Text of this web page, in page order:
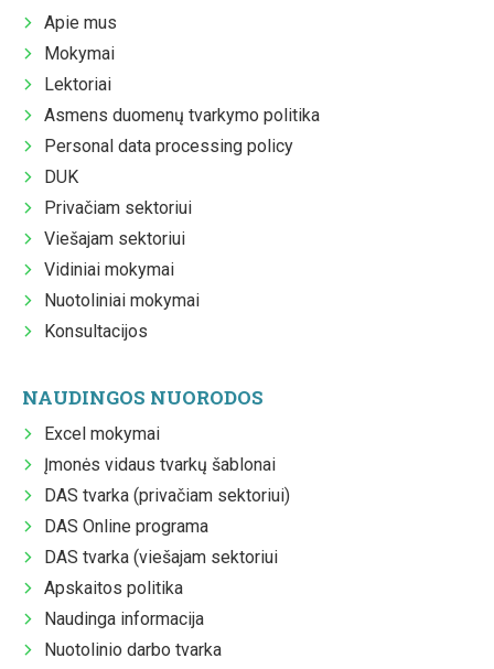
Apie mus
Mokymai
Lektoriai
Asmens duomenų tvarkymo politika
Personal data processing policy
DUK
Privačiam sektoriui
Viešajam sektoriui
Vidiniai mokymai
Nuotoliniai mokymai
Konsultacijos
NAUDINGOS NUORODOS
Excel mokymai
Įmonės vidaus tvarkų šablonai
DAS tvarka (privačiam sektoriui)
DAS Online programa
DAS tvarka (viešajam sektoriui
Apskaitos politika
Naudinga informacija
Nuotolinio darbo tvarka